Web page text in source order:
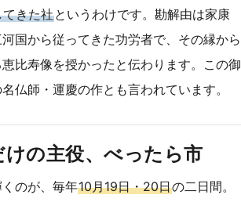
きた社というわけです。勘解由は家康
国から従ってきた功労者で、その縁から
比寿像を授かったと伝わります。この御
仏師・運慶の作とも言われています。
けの主役、べったら市
のが、毎年10月19日・20日の二日間。